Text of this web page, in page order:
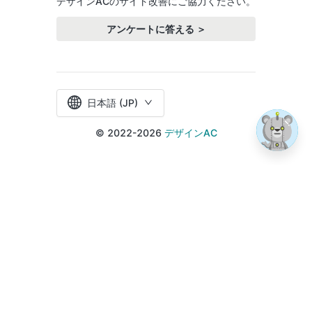
アンケートに答える ＞
日本語 (JP)
© 2022-2026 デザインAC